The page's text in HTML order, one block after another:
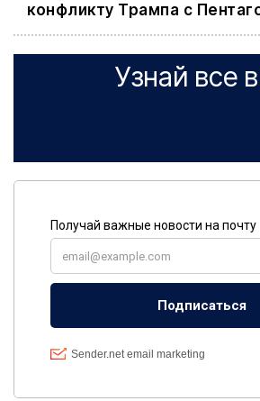
конфликту Трампа с
Узнай все в